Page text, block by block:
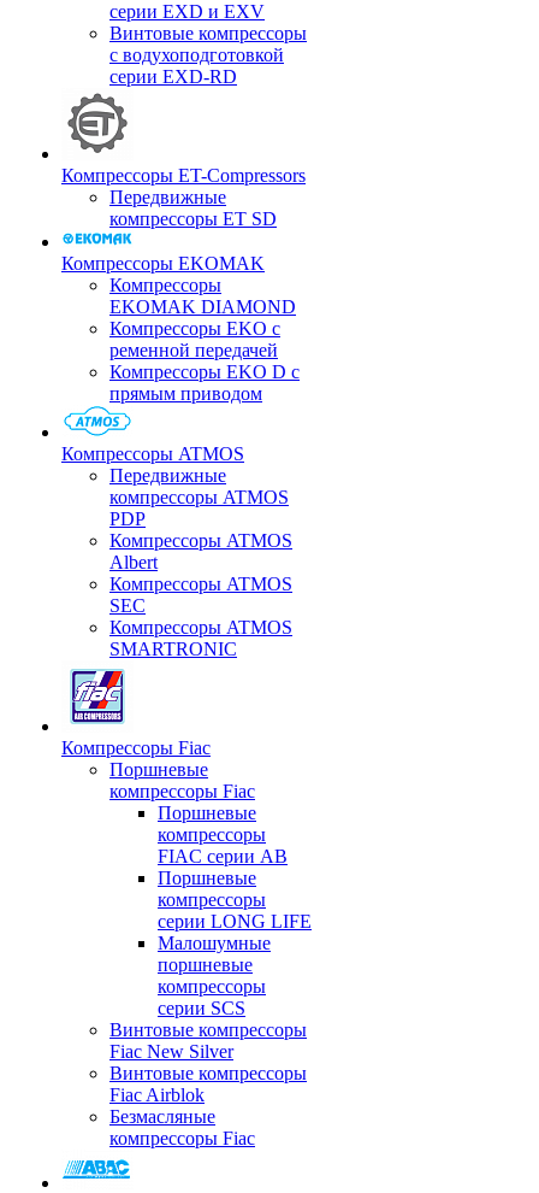
серии EXD и EXV
Винтовые компрессоры
с водухоподготовкой
серии EXD-RD
Компрессоры ET-Compressors
Передвижные
компрессоры ET SD
Компрессоры EKOMAK
Компрессоры
EKOMAK DIAMOND
Компрессоры EKO c
ременной передачей
Компрессоры EKO D с
прямым приводом
Компрессоры ATMOS
Передвижные
компрессоры ATMOS
PDP
Компрессоры ATMOS
Albert
Компрессоры ATMOS
SEC
Компрессоры ATMOS
SMARTRONIC
Компрессоры Fiac
Поршневые
компрессоры Fiac
Поршневые
компрессоры
FIAC серии AB
Поршневые
компрессоры
серии LONG LIFE
Малошумные
поршневые
компрессоры
серии SCS
Винтовые компрессоры
Fiac New Silver
Винтовые компрессоры
Fiac Airblok
Безмасляные
компрессоры Fiac